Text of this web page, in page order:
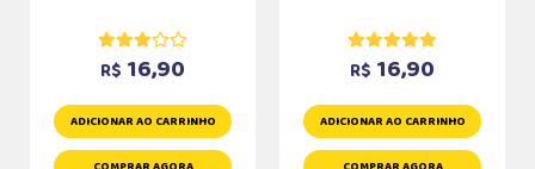
R$ 16,90
ADICIONAR AO CARRINHO
R$ 16,90
ADICIONAR AO CARRINHO